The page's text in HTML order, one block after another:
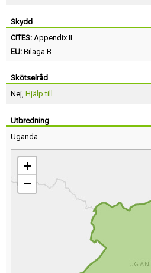
Skydd
CITES: Appendix II
EU: Bilaga B
Skötselråd
Nej, Hjälp till
Utbredning
Uganda
+
−